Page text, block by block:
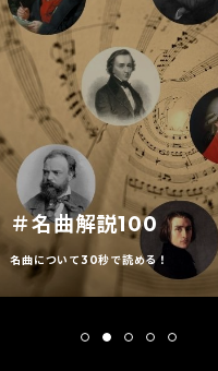
＃名曲解説100
名曲について30秒で読める！